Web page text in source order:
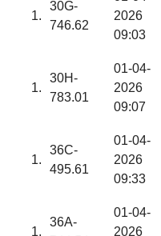
30G-
746.62
2026
09:03
30H-
783.01
01-04-
2026
09:07
36C-
495.61
01-04-
2026
09:33
36A-
01-04-
2026